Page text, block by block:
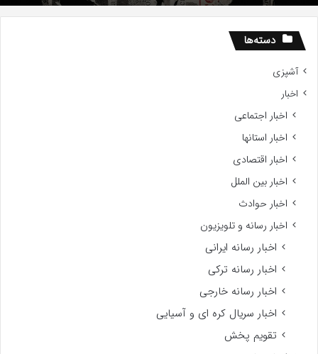
دسته‌ها
آشپزی
اخبار
اخبار اجتماعی
اخبار استانها
اخبار اقتصادی
اخبار بین الملل
اخبار حوادث
اخبار رسانه و تلویزیون
اخبار رسانه ایرانی
اخبار رسانه ترکی
اخبار رسانه خارجی
اخبار سریال کره ای و آسیایی
تقویم پخش